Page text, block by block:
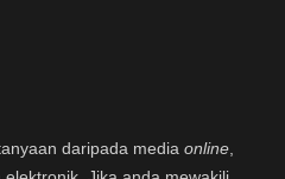
daripada media online,